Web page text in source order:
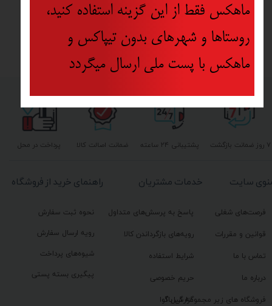
پشتیبانی ۲۴ ساعته پرداخت در محل ۷ روز ضمانت بازگشت ضمانت اصالت کالا
راهنمای خرید از فروشگاه
نحوه ثبت سفارش
رویه ارسال سفارش
شیوه‌های پرداخت
پیگیری بسته پستی
خدمات مشتریان
پاسخ به پرسش‌های متداول
رویه‌های بازگرداندن کالا
شرایط استفاده
حریم خصوصی
گزارش باگ
سایت
فرصت‌های شغلی
قوانین و مقررات
تماس با ما
درباره ما
فروشگاه های زیر مجموعه گیل آوا
ماهکس فقط از این گزینه استفاده کنید،
روستاها و شهرهای بدون تیپاکس و
ماهکس با پست ملی ارسال میگردد